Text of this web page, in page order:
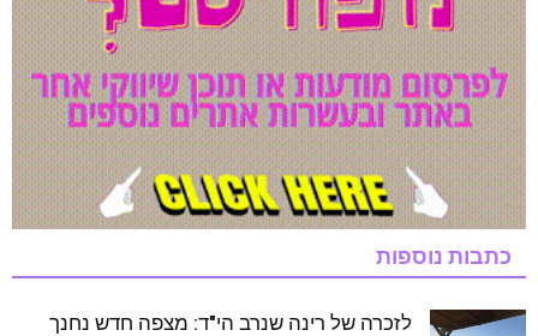
כתבות נוספות
לזכרה של רינה שנרב הי"ד: מצפה חדש נחנך